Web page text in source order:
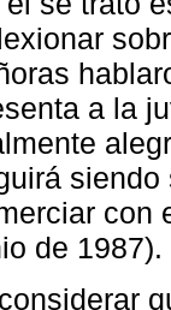
a la
siendo
con
de 1987).